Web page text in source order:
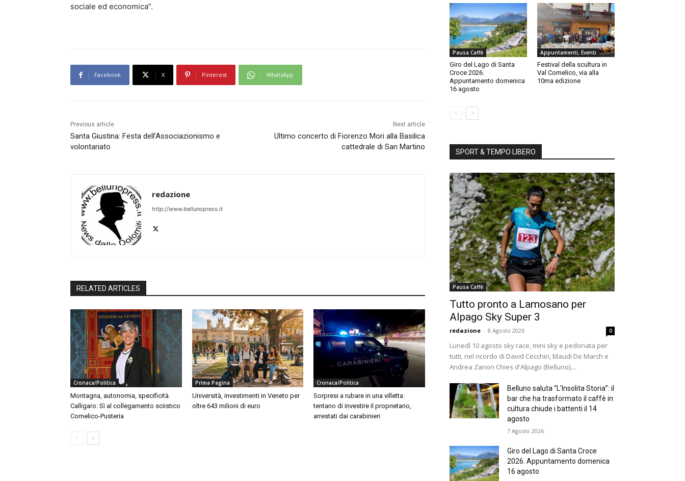
sociale ed economica”.
Facebook X Pinterest WhatsApp
Previous article
Santa Giustina: Festa dell’Associazionismo e
volontariato
Next article
Ultimo concerto di Fiorenzo Mori alla Basilica
cattedrale di San Martino
redazione
http://www.bellunopress.it
RELATED ARTICLES
Cronaca/Politica
Montagna, autonomia, specificità.
Calligaro: Sì al collegamento sciistico
Comelico-Pusteria
Prima Pagina
Università, investimenti in Veneto per
oltre 643 milioni di euro
Cronaca/Politica
Sorpresi a rubare in una villetta:
tentano di investire il proprietario,
arrestati dai carabinieri
Pausa Caffè
Giro del Lago di Santa
Croce 2026.
Appuntamento domenica
16 agosto
Appuntamenti, Eventi
Festival della scultura in
Val Comelico, via alla
10ma edizione
SPORT & TEMPO LIBERO
Pausa Caffè
Tutto pronto a Lamosano per
Alpago Sky Super 3
redazione - 8 Agosto 2026 0
Lunedì 10 agosto sky race, mini sky e pedonata per
tutti, nel ricordo di David Cecchin, Maudi De March e
Andrea Zanon Chies d'Alpago (Belluno),...
Belluno saluta “L’Insolita Storia”: il
bar che ha trasformato il caffè in
cultura chiude i battenti il 14
agosto
7 Agosto 2026
Giro del Lago di Santa Croce
2026. Appuntamento domenica
16 agosto